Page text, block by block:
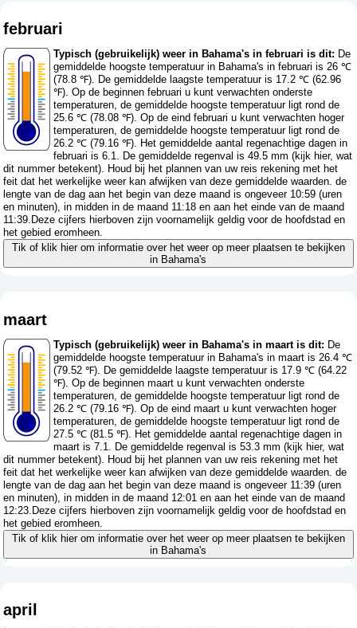
februari
Typisch (gebruikelijk) weer in Bahama's in februari is dit: De
gemiddelde hoogste temperatuur in Bahama's in februari is 26 ℃
(78.8 ℉). De gemiddelde laagste temperatuur is 17.2 ℃ (62.96
℉). Op de beginnen februari u kunt verwachten onderste
temperaturen, de gemiddelde hoogste temperatuur ligt rond de
25.6 ℃ (78.08 ℉). Op de eind februari u kunt verwachten hoger
temperaturen, de gemiddelde hoogste temperatuur ligt rond de
26.2 ℃ (79.16 ℉). Het gemiddelde aantal regenachtige dagen in
februari is 6.1. De gemiddelde regenval is 49.5 mm (kijk hier, wat
dit nummer betekent). Houd bij het plannen van uw reis rekening met het
feit dat het werkelijke weer kan afwijken van deze gemiddelde waarden. de
lengte van de dag aan het begin van deze maand is ongeveer 10:59 (uren
en minuten), in midden in de maand 11:18 en aan het einde van de maand
11:39.Deze cijfers hierboven zijn voornamelijk geldig voor de hoofdstad en
het gebied eromheen.
Tik of klik hier om informatie over het weer op meer plaatsen te bekijken
in Bahama's
maart
Typisch (gebruikelijk) weer in Bahama's in maart is dit: De
gemiddelde hoogste temperatuur in Bahama's in maart is 26.4 ℃
(79.52 ℉). De gemiddelde laagste temperatuur is 17.9 ℃ (64.22
℉). Op de beginnen maart u kunt verwachten onderste
temperaturen, de gemiddelde hoogste temperatuur ligt rond de
26.2 ℃ (79.16 ℉). Op de eind maart u kunt verwachten hoger
temperaturen, de gemiddelde hoogste temperatuur ligt rond de
27.5 ℃ (81.5 ℉). Het gemiddelde aantal regenachtige dagen in
maart is 7.1. De gemiddelde regenval is 53.3 mm (kijk hier, wat
dit nummer betekent). Houd bij het plannen van uw reis rekening met het
feit dat het werkelijke weer kan afwijken van deze gemiddelde waarden. de
lengte van de dag aan het begin van deze maand is ongeveer 11:39 (uren
en minuten), in midden in de maand 12:01 en aan het einde van de maand
12:23.Deze cijfers hierboven zijn voornamelijk geldig voor de hoofdstad en
het gebied eromheen.
Tik of klik hier om informatie over het weer op meer plaatsen te bekijken
in Bahama's
april